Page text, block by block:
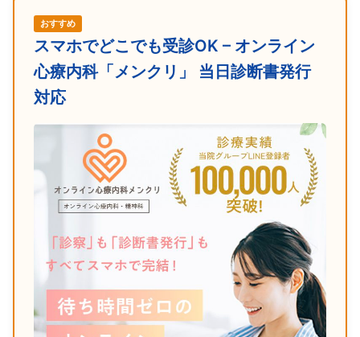
おすすめ
スマホでどこでも受診OK – オンライン
心療内科「メンクリ」 当日診断書発行
対応